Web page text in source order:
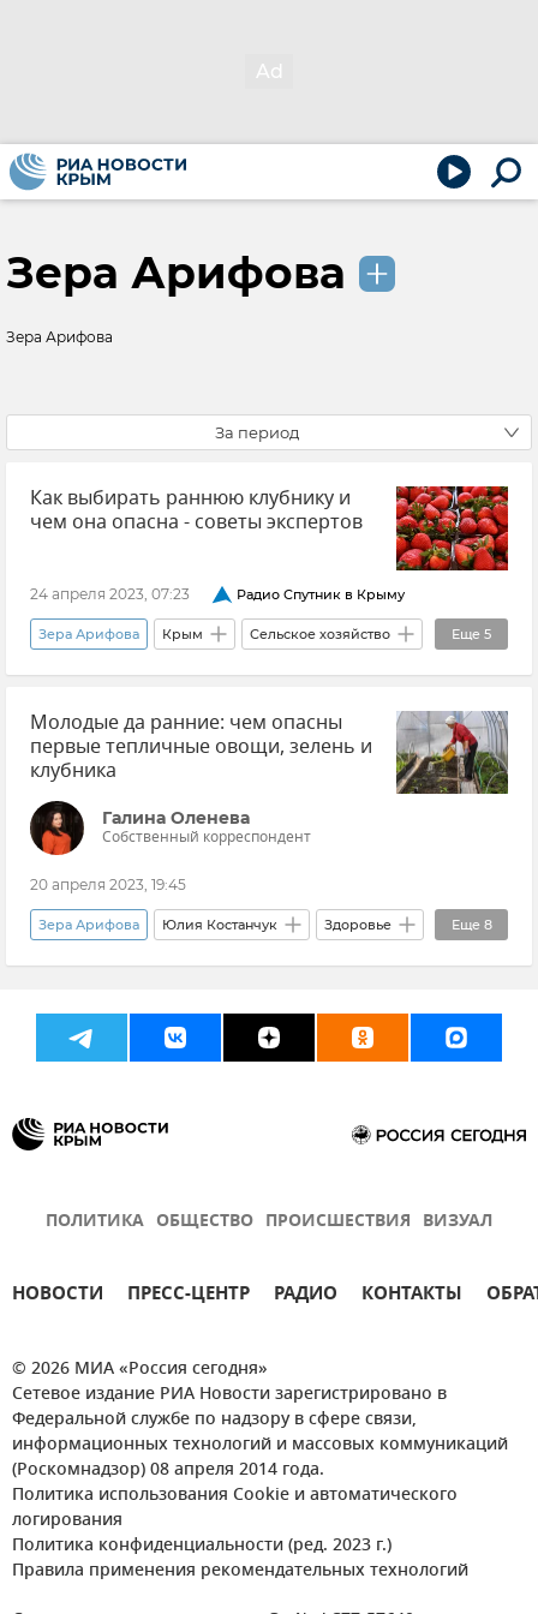
Зера Арифова
Зера Арифова
За период
Как выбирать раннюю клубнику и
чем она опасна - советы экспертов
24 апреля 2023, 07:23 Радио Спутник в Крыму
Еще 5
Зера Арифова Крым Сельское хозяйство
Новости Крыма Клубника
Совет эксперта Вера Павлова
Никитский ботанический сад
Молодые да ранние: чем опасны
первые тепличные овощи, зелень и
клубника
Галина Оленева
Собственный корреспондент
20 апреля 2023, 19:45
Еще 8
Зера Арифова Юлия Костанчук Здоровье
Защита прав потребителей Крым
Новости Крыма Совет эксперта
Клубника Овощи Фрукты
ПОЛИТИКА ОБЩЕСТВО ПРОИСШЕСТВИЯ ВИЗУАЛ
НОВОСТИ ПРЕСС-ЦЕНТР РАДИО КОНТАКТЫ
© 2026 МИА «Россия сегодня»
Сетевое издание РИА Новости зарегистрировано в
Федеральной службе по надзору в сфере связи,
информационных технологий и массовых коммуникаций
(Роскомнадзор) 08 апреля 2014 года.
Политика использования Cookie и автоматического
логирования
Политика конфиденциальности (ред. 2023 г.)
Правила применения рекомендательных технологий